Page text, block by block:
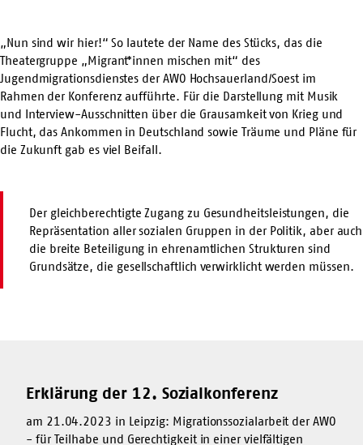
„Nun sind wir hier!“ So lautete der Name des Stücks, das die
Theatergruppe „Migrant*innen mischen mit“ des
Jugendmigrationsdienstes der AWO Hochsauerland/Soest im
Rahmen der Konferenz aufführte. Für die Darstellung mit Musik
und Interview-Ausschnitten über die Grausamkeit von Krieg und
Flucht, das Ankommen in Deutschland sowie Träume und Pläne für
die Zukunft gab es viel Beifall.
Der gleichberechtigte Zugang zu Gesundheitsleistungen, die
Repräsentation aller sozialen Gruppen in der Politik, aber auch
die breite Beteiligung in ehrenamtlichen Strukturen sind
Grundsätze, die gesellschaftlich verwirklicht werden müssen.
Erklärung der 12. Sozialkonferenz
am 21.04.2023 in Leipzig: Migrationssozialarbeit der AWO
- für Teilhabe und Gerechtigkeit in einer vielfältigen